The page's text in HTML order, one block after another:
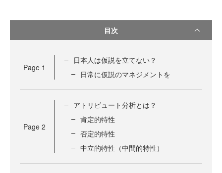
目次
Page 1
日本人は仮説を立てない？
日常に仮説のマネジメントを
Page 2
アトリビュート分析とは？
肯定的特性
否定的特性
中立的特性（中間的特性）